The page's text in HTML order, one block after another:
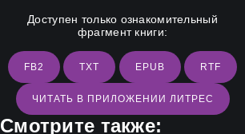
Доступен только ознакомительный
фрагмент книги:
FB2 TXT EPUB RTF
ЧИТАТЬ В ПРИЛОЖЕНИИ ЛИТРЕС
Смотрите также: